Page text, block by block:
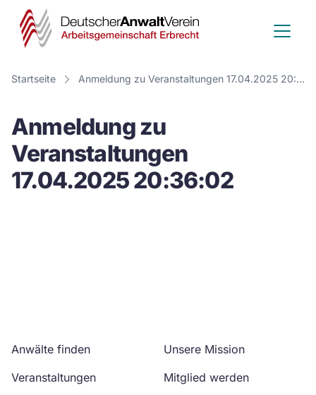
Deutscher
Anwalt
Verein
Startseite Anmeldung zu Veranstaltungen 17.04.2025 20:36:02
Anmeldung zu
Veranstaltungen
17.04.2025 20:36:02
Anwälte finden
Veranstaltungen
Unsere Mission
Mitglied werden